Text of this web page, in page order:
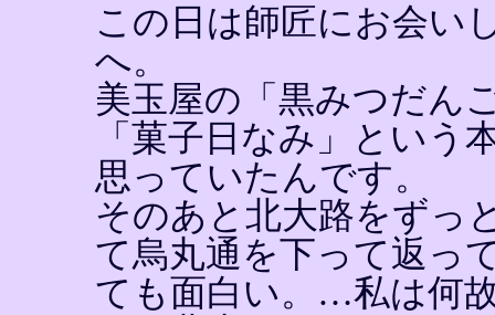
この日は師匠にお会い
へ。
美玉屋の「黒みつだん
「菓子日なみ」という
思っていたんです。
そのあと北大路をずっ
て烏丸通を下って返っ
ても面白い。…私は何